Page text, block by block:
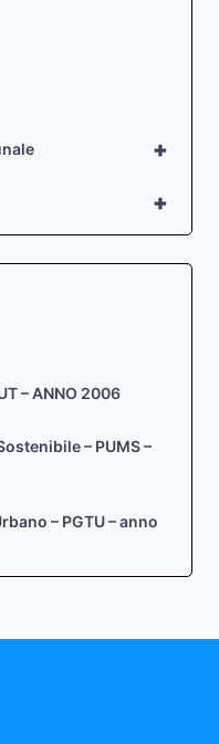
+
+
– ANNO 2006
– PUMS –
– PGTU – anno